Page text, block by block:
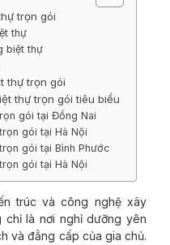
trọn gói
thự
biệt thự
thự trọn gói
thự trọn gói tiêu biểu
gói tại Đồng Nai
gói tại Hà Nội
gói tại Bình Phước
gói tại Hà Nội
trúc và công nghệ xây
là nơi nghỉ dưỡng yên
và đẳng cấp của gia chủ.